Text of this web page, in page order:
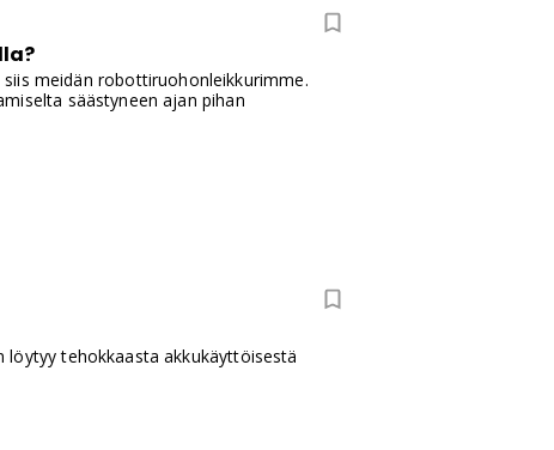
meidän robottiruohonleikkurimme.
säästyneen ajan pihan
löytyy tehokkaasta akkukäyttöisestä